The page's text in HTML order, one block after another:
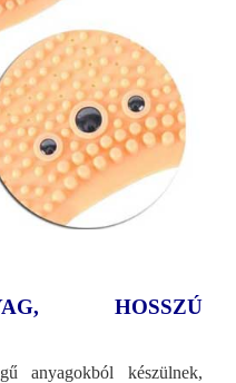
HOSSZÚ
anyagokból készülnek,